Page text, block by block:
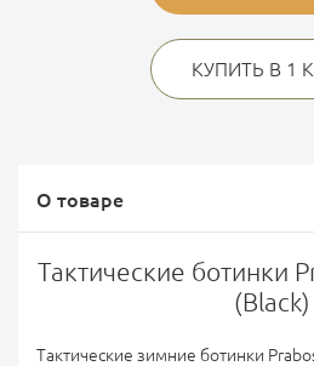
КУПИТЬ В 1
О товаре
Тактические ботинки
(Black)
Тактические зимние ботинки